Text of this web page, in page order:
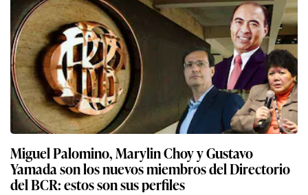
Miguel Palomino, Marylin Choy y Gustavo
Yamada son los nuevos miembros del Directorio
del BCR: estos son sus perfiles